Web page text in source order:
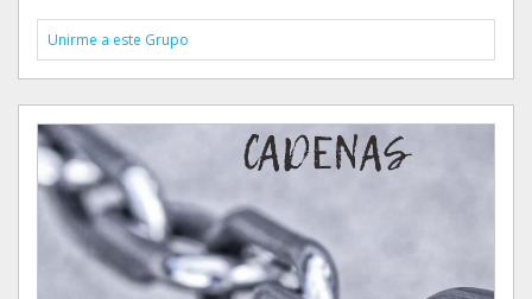
Unirme a este Grupo